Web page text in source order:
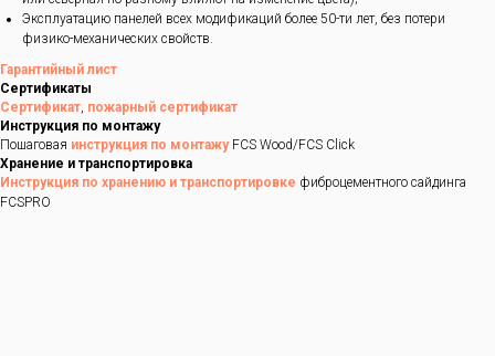
Эксплуатацию панелей всех модификаций более 50-ти лет, без потери
физико-механических свойств.
Гарантийный лист
Сертификаты
Сертификат, пожарный сертификат
Инструкция по монтажу
Пошаговая инструкция по монтажуFCS Wood/FCS Click
Хранение и транспортировка
Инструкция по хранению и транспортировке фиброцементного сайдинга
FCSPRO